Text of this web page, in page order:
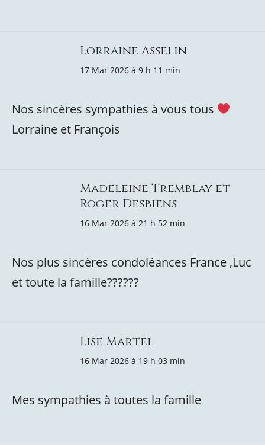
Lorraine Asselin
17 Mar 2026 à 9 h 11 min
Nos sincères sympathies à vous tous
Lorraine et François
Madeleine Tremblay et
Roger Desbiens
16 Mar 2026 à 21 h 52 min
Nos plus sincères condoléances France ,Luc
et toute la famille?️??️??️?
Lise Martel
16 Mar 2026 à 19 h 03 min
Mes sympathies à toutes la famille